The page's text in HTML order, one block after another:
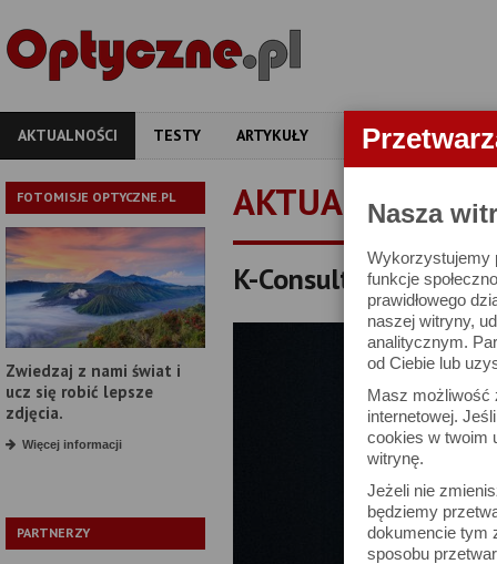
Nasza
Wykorzystujemy
funkcje
prawidłowego
naszej witryny,
analitycznym.
od Ciebie lub
Masz możliwość
internetowej.
cookies w twoim
witrynę.
Jeżeli nie
będziemy
dokumencie tym
sposobu
AKTUALNOŚCI TESTY ARTYKUŁY APARATY
FOTOMISJE OPTYCZNE.PL
Zwiedzaj z nami świat i
ucz się robić lepsze
zdjęcia.
Więcej informacji
PARTNERZY
AKTUALNOŚCI
K-Consult ponownie